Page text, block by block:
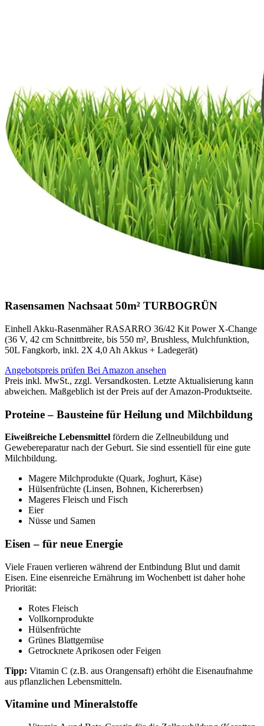
Rasensamen Nachsaat 50m² TURBOGRÜN
Einhell Akku-Rasenmäher RASARRO 36/42 Kit Power X-Change
(36 V, 42 cm Schnittbreite, bis 550 m², Brushless, Mulchfunktion,
50L Fangkorb, inkl. 2X 4,0 Ah Akkus + Ladegerät)
Angebotspreis prüfen Bei Amazon ansehen
Preis inkl. MwSt., zzgl. Versandkosten. Letzte Aktualisierung kann
abweichen. Maßgeblich ist der Preis auf der Amazon-Produktseite.
Proteine – Bausteine für Heilung und Milchbildung
Eiweißreiche Lebensmittel fördern die Zellneubildung und
Gewebereparatur nach der Geburt. Sie sind essentiell für eine gute
Milchbildung.
Magere Milchprodukte (Quark, Joghurt, Käse)
Hülsenfrüchte (Linsen, Bohnen, Kichererbsen)
Mageres Fleisch und Fisch
Eier
Nüsse und Samen
Eisen – für neue Energie
Viele Frauen verlieren während der Entbindung Blut und damit
Eisen. Eine eisenreiche Ernährung im Wochenbett ist daher hohe
Priorität:
Rotes Fleisch
Vollkornprodukte
Hülsenfrüchte
Grünes Blattgemüse
Getrocknete Aprikosen oder Feigen
Tipp: Vitamin C (z.B. aus Orangensaft) erhöht die Eisenaufnahme
aus pflanzlichen Lebensmitteln.
Vitamine und Mineralstoffe